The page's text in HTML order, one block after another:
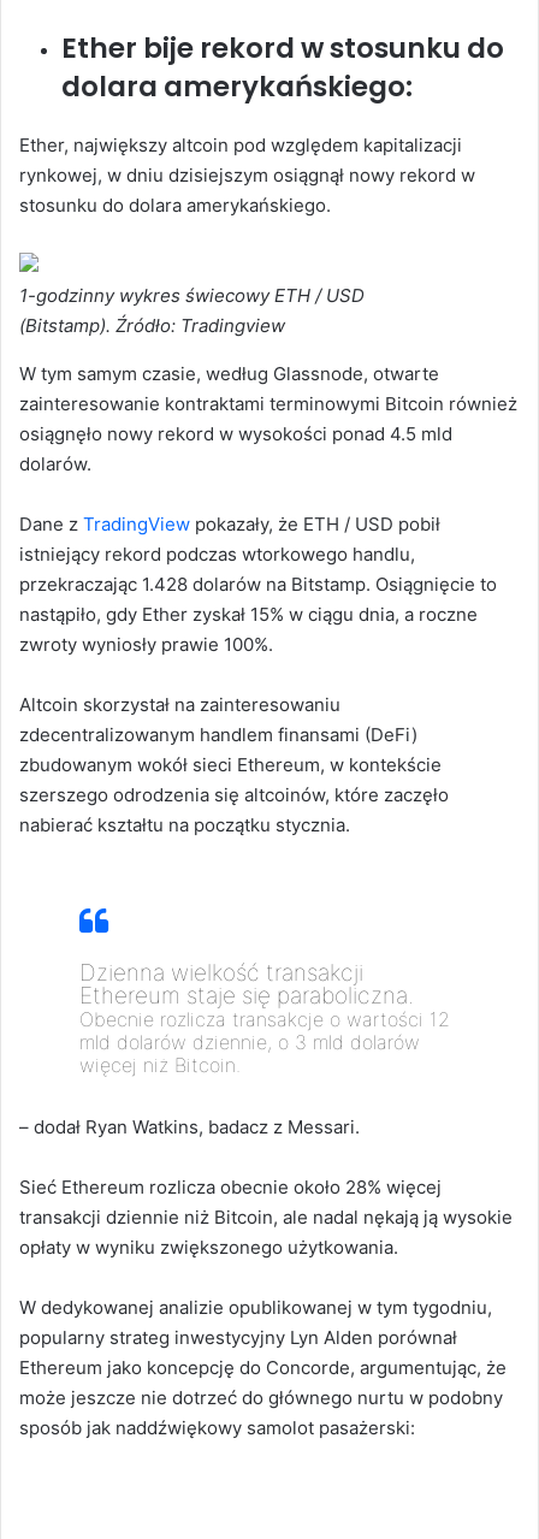
Ether bije rekord w stosunku do
dolara amerykańskiego:
Ether, największy altcoin pod względem kapitalizacji
rynkowej, w dniu dzisiejszym osiągnął nowy rekord w
stosunku do dolara amerykańskiego.
1-godzinny wykres świecowy ETH / USD
(Bitstamp). Źródło: Tradingview
W tym samym czasie, według Glassnode, otwarte
zainteresowanie kontraktami terminowymi Bitcoin również
osiągnęło nowy rekord w wysokości ponad 4.5 mld
dolarów.
Dane z TradingView pokazały, że ETH / USD pobił
istniejący rekord podczas wtorkowego handlu,
przekraczając 1.428 dolarów na Bitstamp. Osiągnięcie to
nastąpiło, gdy Ether zyskał 15% w ciągu dnia, a roczne
zwroty wyniosły prawie 100%.
Altcoin skorzystał na zainteresowaniu
zdecentralizowanym handlem finansami (DeFi)
zbudowanym wokół sieci Ethereum, w kontekście
szerszego odrodzenia się altcoinów, które zaczęło
nabierać kształtu na początku stycznia.
Dzienna wielkość transakcji
Ethereum staje się paraboliczna.
Obecnie rozlicza transakcje o wartości 12
mld dolarów dziennie, o 3 mld dolarów
więcej niż Bitcoin.
– dodał Ryan Watkins, badacz z Messari.
Sieć Ethereum rozlicza obecnie około 28% więcej
transakcji dziennie niż Bitcoin, ale nadal nękają ją wysokie
opłaty w wyniku zwiększonego użytkowania.
W dedykowanej analizie opublikowanej w tym tygodniu,
popularny strateg inwestycyjny Lyn Alden porównał
Ethereum jako koncepcję do Concorde, argumentując, że
może jeszcze nie dotrzeć do głównego nurtu w podobny
sposób jak naddźwiękowy samolot pasażerski: